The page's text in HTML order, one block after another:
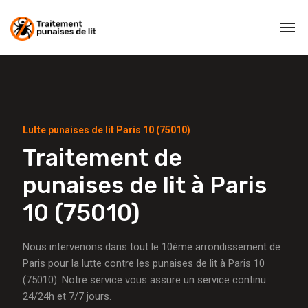
Lutte punaises de lit Paris 10 (75010)
Traitement de
punaises de lit à Paris
10 (75010)
Nous intervenons dans tout le 10ème arrondissement de
Paris pour la lutte contre les punaises de lit à Paris 10
(75010). Notre service vous assure un service continu
24/24h et 7/7 jours.